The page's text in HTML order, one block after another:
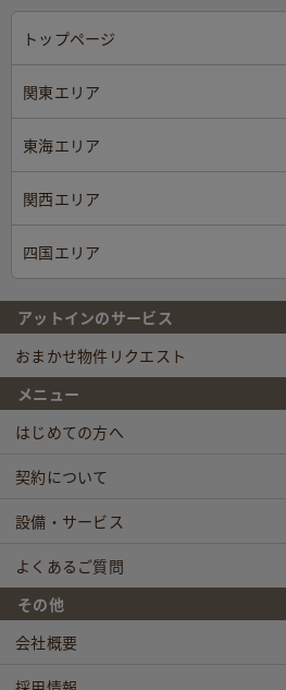
トップページ
関東エリア
東海エリア
関西エリア
四国エリア
アットインのサービス
おまかせ物件リクエスト
メニュー
はじめての方へ
契約について
設備・サービス
よくあるご質問
その他
会社概要